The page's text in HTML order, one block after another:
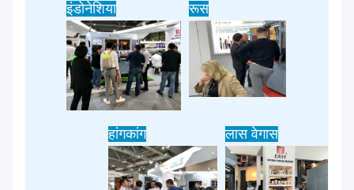
इंडोनेशिया रूस
हांगकांग लास वेगास